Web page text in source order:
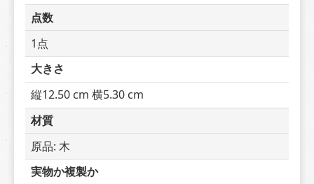
点数
1点
大きさ
縦12.50 cm 横5.30 cm
材質
原品: 木
実物か複製か